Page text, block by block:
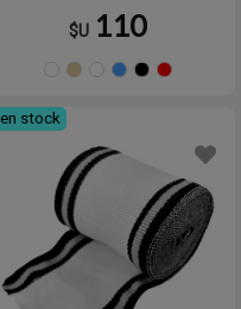
$U 110
BORDO
Beige
en stock